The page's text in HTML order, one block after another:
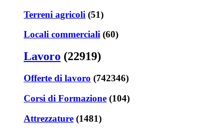
Terreni agricoli (51)
Locali commerciali (60)
Lavoro (22919)
Offerte di lavoro (742346)
Corsi di Formazione (104)
Attrezzature (1481)